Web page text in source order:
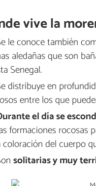
vive la
le conoce también
aledañas que son
Senegal.
distribuye en
entre los que
el día se
formaciones rocosas
coloración del cuerpo
solitarias y muy